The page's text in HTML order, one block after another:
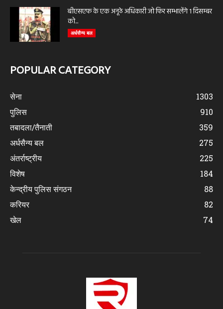
बीएसएफ के एक अनूठे अधिकारी जो फिर सम्भालेंगे 1 दिसम्बर
को...
अर्धसैन्य बल
POPULAR CATEGORY
सेना
1303
पुलिस
910
तबादला/तैनाती
359
अर्धसैन्य बल
275
अंतर्राष्ट्रीय
225
विशेष
184
केन्द्रीय पुलिस संगठन
88
करियर
82
खेल
74